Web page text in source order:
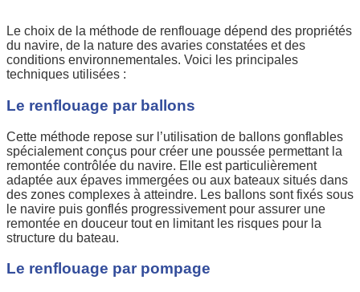
Le choix de la méthode de renflouage dépend des propriétés
du navire, de la nature des avaries constatées et des
conditions environnementales. Voici les principales
techniques utilisées :
Le renflouage par ballons
Cette méthode repose sur l’utilisation de ballons gonflables
spécialement conçus pour créer une poussée permettant la
remontée contrôlée du navire. Elle est particulièrement
adaptée aux épaves immergées ou aux bateaux situés dans
des zones complexes à atteindre. Les ballons sont fixés sous
le navire puis gonflés progressivement pour assurer une
remontée en douceur tout en limitant les risques pour la
structure du bateau.
Le renflouage par pompage